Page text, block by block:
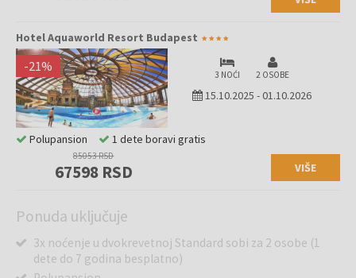
Hotel Aquaworld Resort Budapest
-21% 3 NOĆI 2 OSOBE
15.10.2025 -01.10.2026
85053 RSD
67598 RSD VIŠE
Polupansion 1 dete boravi gratis
Ponuda uključuje
3x noćenje u dvokrevetnoj Standard sobi za 2 osobe (1
dete do 7 godina besplatno)